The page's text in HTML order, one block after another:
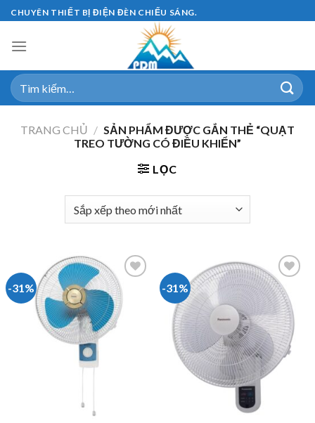
Skip
to
content
CHUYÊN THIẾT BỊ ĐIỆN ĐÈN CHIẾU SÁNG.
Tìm
kiếm:
TRANG CHỦ / SẢN PHẨM ĐƯỢC GẮN THẺ “QUẠT
TREO TƯỜNG CÓ ĐIỀU KHIỂN”
LỌC
-31% -31%